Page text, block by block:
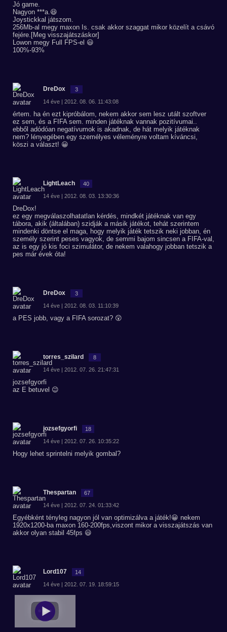
Jó game.
Nagyon ***a.😆
Joystickkal játszom.
256Mb-al megy maxon Is. csak akkor szaggat mikor közelít a csávó
fejére.[Meg visszajátszáskor]
Lowon megy Full FPS-el 😃
100%-93%
DreDox 3
14 éve | 2012. 08. 06. 11:43:08
értem. ha én ezt kipróbálom, nekem akkor sem lesz utált szoftver
ez sem, és a FIFA sem. minden játéknak vannak pozitívumai..
ebből adódóan negatívumok is akadnak, de hát melyik játéknak
nem? lényegében egy személyes véleményre voltam kíváncsi,
köszi a választ! 😀
LightLeach 40
14 éve | 2012. 08. 03. 13:30:36
DreDox!
ez egy megválaszolhatatlan kérdés, mindkét játéknak van egy
tábora, akik (általában) szidják a másik játékot, tehát szerintem
mindenki döntse el maga, hogy melyik játék tetszik neki jobban, én
személy szerint peses vagyok, de semmi bajom sincsen a FIFA-val,
az is egy jó kis foci szimulátor, de nekem valahogy jobban tetszik a
pes már évek óta!
DreDox 3
14 éve | 2012. 08. 03. 11:10:39
a PES jobb, vagy a FIFA sorozat? 😲
torres_szilard 8
14 éve | 2012. 07. 26. 21:47:31
jozsefgyorfi
az E betuvel 😉
jozsefgyorfi 18
14 éve | 2012. 07. 26. 10:35:22
Hogy lehet sprintelni melyik gombal?
Thespartan 67
14 éve | 2012. 07. 24. 01:33:42
Egyébként tényleg nagyon jól van optimizálva a játék!😀 nekem
1920x1200-ba maxon 160-200fps,viszont mikor a visszajátszás van
akkor olyan stabil 45fps 😃
Lord107 14
14 éve | 2012. 07. 19. 18:59:15